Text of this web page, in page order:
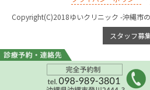
Copyright(C)2018ゆいクリニック -沖縄市
スタッフ募